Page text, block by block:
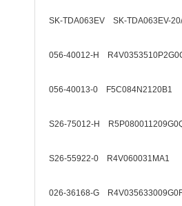
SK-TDA063EV SK-TDA063EV-
056-40012-H
056-40013-0 F5C084N2120B1
S26-75012-H
S26-55922-0 R4V060031MA1
026-36168-G